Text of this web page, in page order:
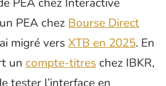
PEA chez Interactive
PEA chezBourse Direct
migré versXTB en 2025. En
un compte-titres chez IBKR,